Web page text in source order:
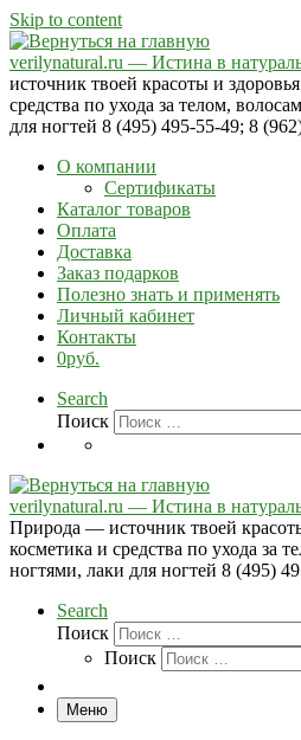
Skip to content
verilynatural.ru — Истина в
источник твоей красоты и
средства по ухода за телом,
для ногтей 8 (495) 495-55-49; 8
О компании
Сертификаты
Каталог товаров
Оплата
Доставка
Заказ подарков
Полезно знать и применять
Личный кабинет
Контакты
0руб.
Search
Поиск
verilynatural.ru — Истина в
Природа — источник твоей
косметика и средства по ухода за
ногтями, лаки для ногтей 8 (495)
Search
Поиск
Поиск
Меню